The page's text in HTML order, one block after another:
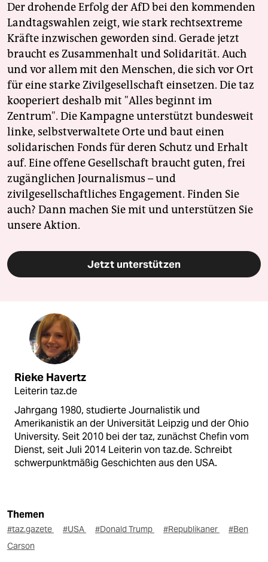
Der drohende Erfolg der AfD bei den kommenden
Landtagswahlen zeigt, wie stark rechtsextreme
Kräfte inzwischen geworden sind. Gerade jetzt
braucht es Zusammenhalt und Solidarität. Auch
und vor allem mit den Menschen, die sich vor Ort
für eine starke Zivilgesellschaft einsetzen. Die taz
kooperiert deshalb mit "Alles beginnt im
Zentrum". Die Kampagne unterstützt bundesweit
linke, selbstverwaltete Orte und baut einen
solidarischen Fonds für deren Schutz und Erhalt
auf. Eine offene Gesellschaft braucht guten, frei
zugänglichen Journalismus – und
zivilgesellschaftliches Engagement. Finden Sie
auch? Dann machen Sie mit und unterstützen Sie
unsere Aktion.
Jetzt unterstützen
Rieke Havertz
Leiterin taz.de
Jahrgang 1980, studierte Journalistik und
Amerikanistik an der Universität Leipzig und der Ohio
University. Seit 2010 bei der taz, zunächst Chefin vom
Dienst, seit Juli 2014 Leiterin von taz.de. Schreibt
schwerpunktmäßig Geschichten aus den USA.
Themen
#taz.gazete #USA #Donald Trump #Republikaner
#Ben
Carson